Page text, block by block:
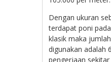
Dengan ukuran
terdapat poni
klasik maka
digunakan adalah
pengerjaan